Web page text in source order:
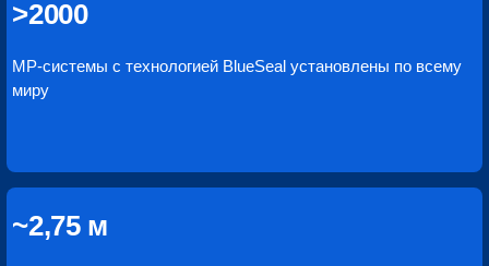
>2000
МР-системы с технологией BlueSeal установлены по всему
миру
~2,75 м